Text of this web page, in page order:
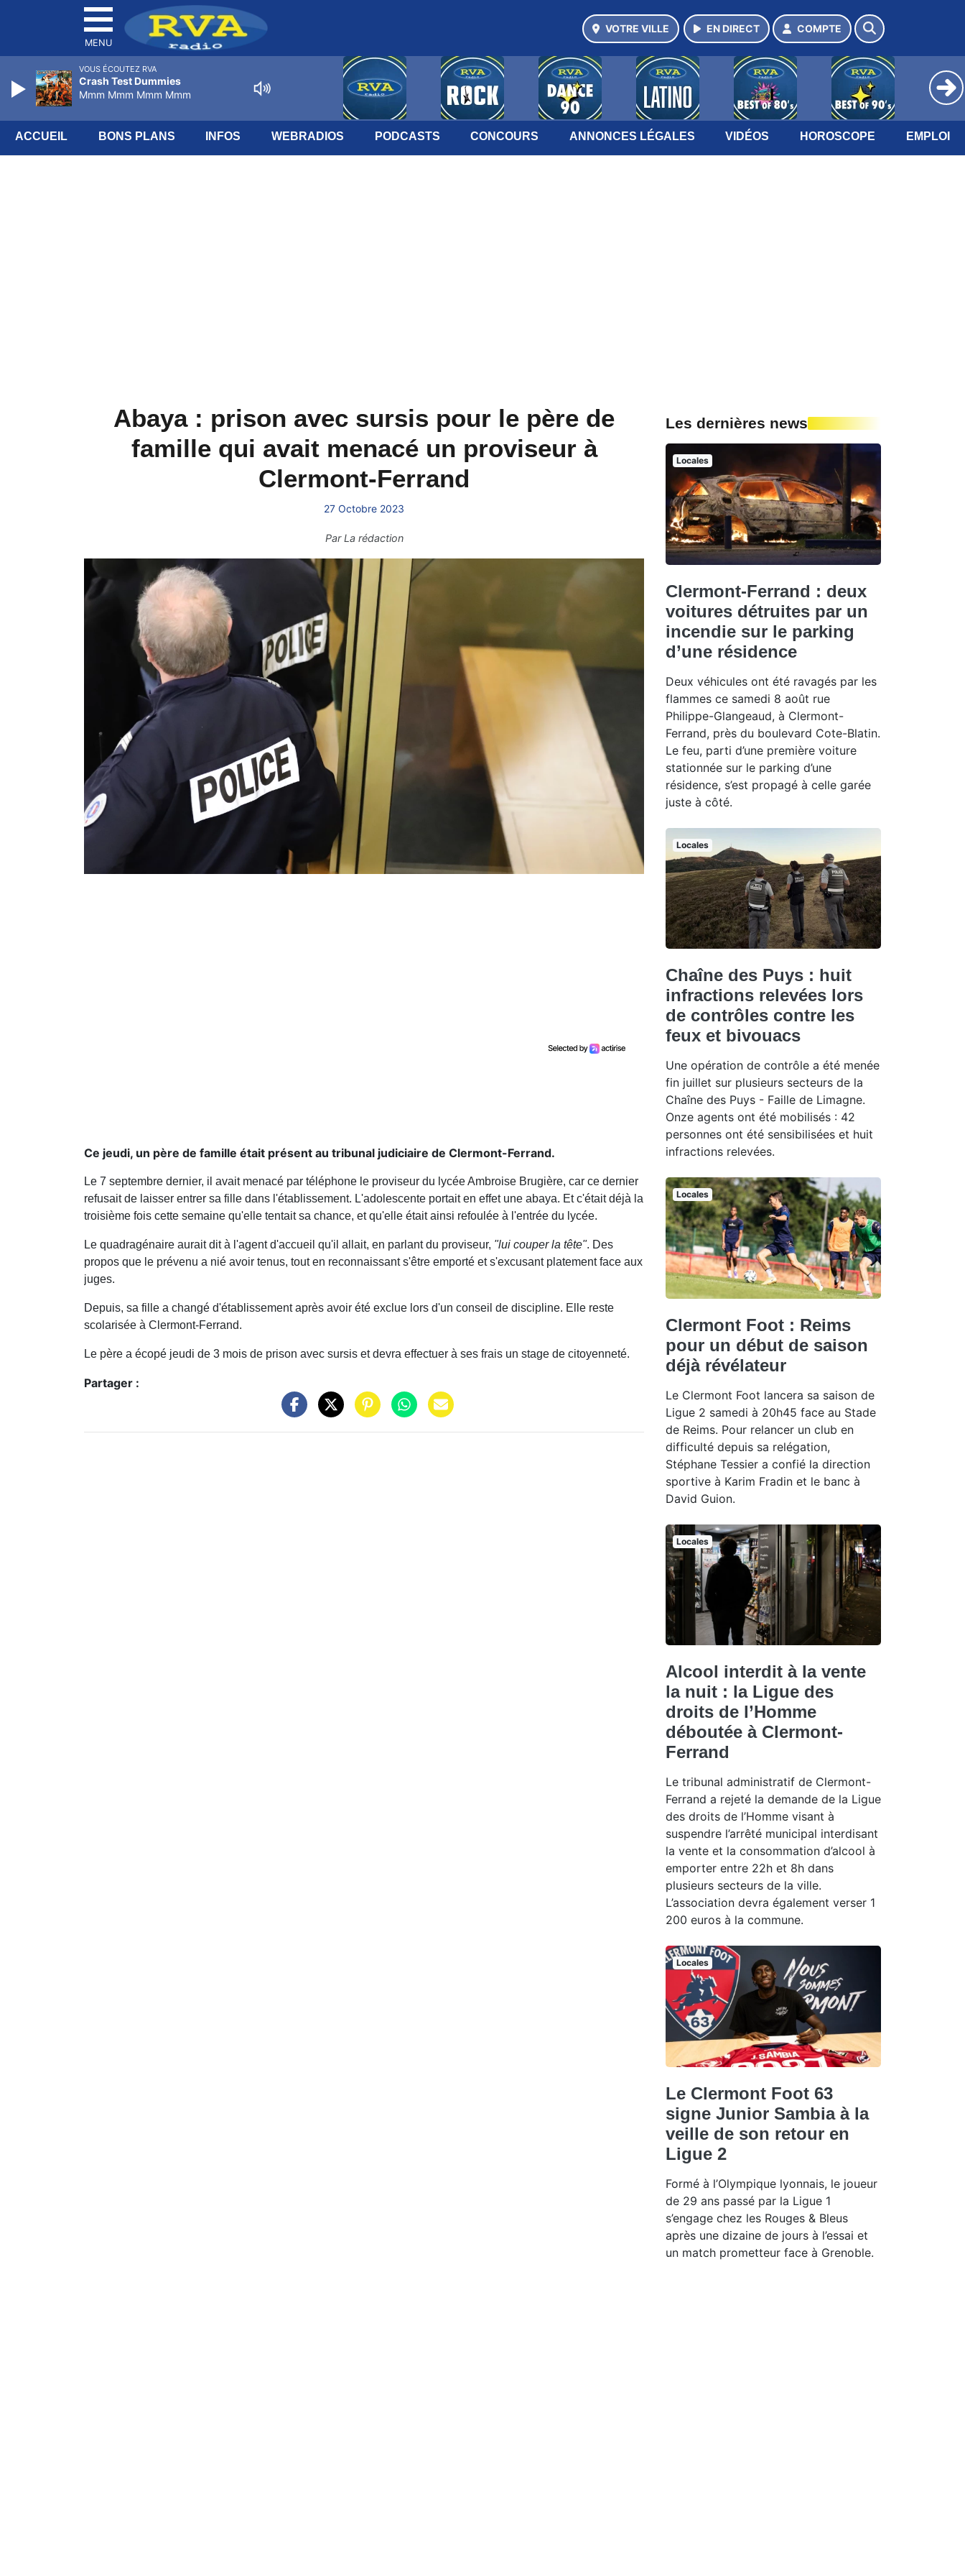
MENU
VOTRE VILLE EN DIRECT COMPTE
ACCUEIL BONS PLANS INFOS WEBRADIOS PODCASTS CONCOURS ANNONCES LÉGALES VIDÉOS HOROSCOPE EMPLOI
Abaya : prison avec sursis pour le père de
famille qui avait menacé un proviseur à
Clermont-Ferrand
27 Octobre 2023
ParLa rédaction
Ce jeudi, un père de famille était présent au tribunal judiciaire de Clermont-Ferrand.
Le 7 septembre dernier, il avait menacé par téléphone le proviseur du lycée Ambroise Brugière, car ce dernier
refusait de laisser entrer sa fille dans l'établissement. L'adolescente portait en effet une abaya. Et c'était déjà la
troisième fois cette semaine qu'elle tentait sa chance, et qu'elle était ainsi refoulée à l'entrée du lycée.
Le quadragénaire aurait dit à l'agent d'accueil qu'il allait, en parlant du proviseur, "lui couper la tête". Des
propos que le prévenu a nié avoir tenus, tout en reconnaissant s'être emporté et s'excusant platement face aux
juges.
Depuis, sa fille a changé d'établissement après avoir été exclue lors d'un conseil de discipline. Elle reste
scolarisée à Clermont-Ferrand.
Le père a écopé jeudi de 3 mois de prison avec sursis et devra effectuer à ses frais un stage de citoyenneté.
Partager :
Les dernières news
Locales
Clermont-Ferrand : deux
voitures détruites par un
incendie sur le parking
d’une résidence
Deux véhicules ont été ravagés par les
flammes ce samedi 8 août rue
Philippe-Glangeaud, à Clermont-
Ferrand, près du boulevard Cote-Blatin.
Le feu, parti d’une première voiture
stationnée sur le parking d’une
résidence, s’est propagé à celle garée
juste à côté.
Locales
Chaîne des Puys : huit
infractions relevées lors
de contrôles contre les
feux et bivouacs
Une opération de contrôle a été menée
fin juillet sur plusieurs secteurs de la
Chaîne des Puys - Faille de Limagne.
Onze agents ont été mobilisés : 42
personnes ont été sensibilisées et huit
infractions relevées.
Locales
Clermont Foot : Reims
pour un début de saison
déjà révélateur
Le Clermont Foot lancera sa saison de
Ligue 2 samedi à 20h45 face au Stade
de Reims. Pour relancer un club en
difficulté depuis sa relégation,
Stéphane Tessier a confié la direction
sportive à Karim Fradin et le banc à
David Guion.
Locales
Alcool interdit à la vente
la nuit : la Ligue des
droits de l’Homme
déboutée à Clermont-
Ferrand
Le tribunal administratif de Clermont-
Ferrand a rejeté la demande de la Ligue
des droits de l’Homme visant à
suspendre l’arrêté municipal interdisant
la vente et la consommation d’alcool à
emporter entre 22h et 8h dans
plusieurs secteurs de la ville.
L’association devra également verser 1
200 euros à la commune.
Locales
Le Clermont Foot 63
signe Junior Sambia à la
veille de son retour en
Ligue 2
Formé à l’Olympique lyonnais, le joueur
de 29 ans passé par la Ligue 1
s’engage chez les Rouges & Bleus
après une dizaine de jours à l’essai et
un match prometteur face à Grenoble.
VOUS ÉCOUTEZ RVA
Crash Test Dummies
Mmm Mmm Mmm Mmm